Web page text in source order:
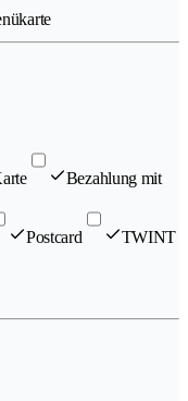
Bezahlung mit
Postcard TWINT